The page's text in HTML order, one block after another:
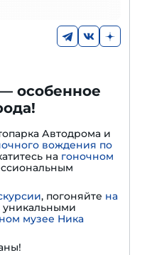
особенное
Автодрома и
вождения по
на гоночном
, погоняйте на
уникальными
музее Ника